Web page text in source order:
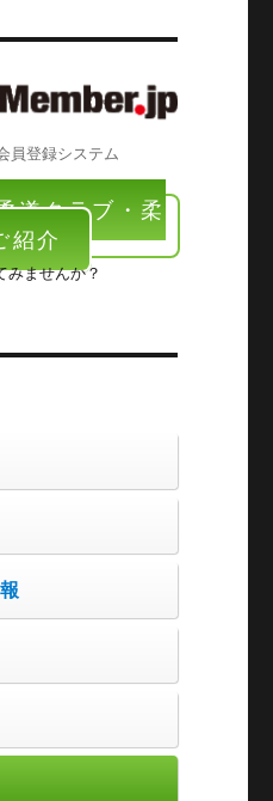
員登録システム
道クラブ・柔
紹介
みませんか？